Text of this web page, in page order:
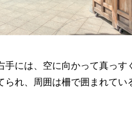
には、空に向かって真っす
られ、周囲は柵で囲まれてい